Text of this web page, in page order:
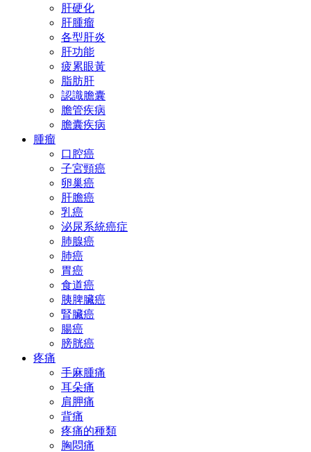
肝硬化
肝腫瘤
各型肝炎
肝功能
疲累眼黃
脂肪肝
認識膽囊
膽管疾病
膽囊疾病
腫瘤
口腔癌
子宮頸癌
卵巢癌
肝膽癌
乳癌
泌尿系統癌症
肺腺癌
肺癌
胃癌
食道癌
胰脾臟癌
腎臟癌
腸癌
膀胱癌
疼痛
手麻腫痛
耳朵痛
肩胛痛
背痛
疼痛的種類
胸悶痛